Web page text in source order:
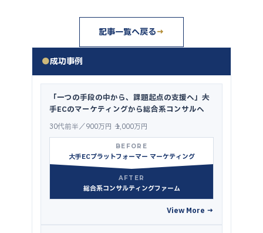
記事一覧へ戻る→
●成功事例
「一つの手段の中から、課題起点の支援へ」──大
手ECのマーケティングから総合系コンサルへ
30代前半／900万円 → 1,000万円
BEFORE
大手ECプラットフォーマー マーケティング
AFTER
総合系コンサルティングファーム
View More →